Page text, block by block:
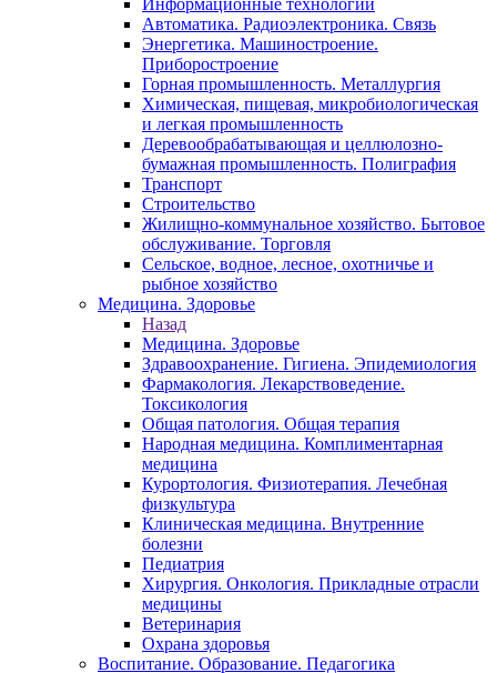
Информационные технологии
Автоматика. Радиоэлектроника. Связь
Энергетика. Машиностроение.
Приборостроение
Горная промышленность. Металлургия
Химическая, пищевая, микробиологическая
и легкая промышленность
Деревообрабатывающая и целлюлозно-
бумажная промышленность. Полиграфия
Транспорт
Строительство
Жилищно-коммунальное хозяйство. Бытовое
обслуживание. Торговля
Сельское, водное, лесное, охотничье и
рыбное хозяйство
Медицина. Здоровье
Назад
Медицина. Здоровье
Здравоохранение. Гигиена. Эпидемиология
Фармакология. Лекарствоведение.
Токсикология
Общая патология. Общая терапия
Народная медицина. Комплиментарная
медицина
Курортология. Физиотерапия. Лечебная
физкультура
Клиническая медицина. Внутренние
болезни
Педиатрия
Хирургия. Онкология. Прикладные отрасли
медицины
Ветеринария
Охрана здоровья
Воспитание. Образование. Педагогика